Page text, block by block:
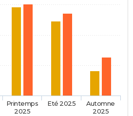
Printemps
2025
Eté 2025
Automne
2025